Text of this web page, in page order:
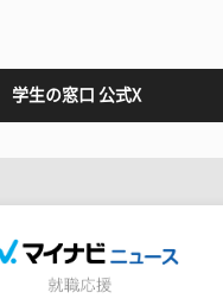
学生の窓口 公式X